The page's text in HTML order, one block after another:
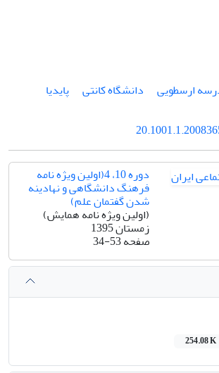
ارسطویی دانشگاه کانتی
پایدیا
دوره 10، 4(اولین ویژه نامه
فرهنگ دانشگاهی و نهادینه
شدن گفتمان علم)
(اولین ویژه نامه همایش)
زمستان 1395
صفحه34-53
254.08 K